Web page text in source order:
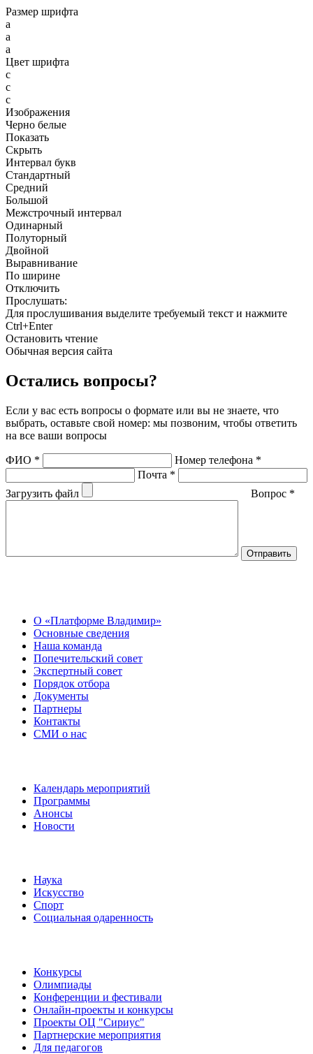
Размер шрифта
a
a
a
Цвет шрифта
c
c
c
Изображения
Черно белые
Показать
Скрыть
Интервал букв
Стандартный
Средний
Большой
Межстрочный интервал
Одинарный
Полуторный
Двойной
Выравнивание
По ширине
Отключить
Прослушать:
Для прослушивания выделите требуемый текст и нажмите
Ctrl+Enter
Остановить чтение
Обычная версия сайта
Остались вопросы?
Если у вас есть вопросы о формате или вы не знаете, что
выбрать, оставьте свой номер: мы позвоним, чтобы ответить
на все ваши вопросы
ФИО * Номер телефона *
Почта *
Загрузить файл
Вопрос *
О «Платформе Владимир»
Основные сведения
Наша команда
Попечительский совет
Экспертный совет
Порядок отбора
Документы
Партнеры
Контакты
СМИ о нас
Календарь мероприятий
Программы
Анонсы
Новости
Наука
Искусство
Спорт
Социальная одаренность
Конкурсы
Олимпиады
Конференции и фестивали
Онлайн-проекты и конкурсы
Проекты ОЦ "Сириус"
Партнерские мероприятия
Для педагогов